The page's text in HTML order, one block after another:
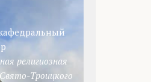
религиозная
Троицкого